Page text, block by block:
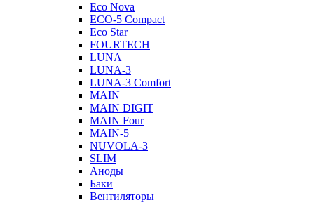
Eco Nova
ECO-5 Compact
Eco Star
FOURTECH
LUNA
LUNA-3
LUNA-3 Comfort
MAIN
MAIN DIGIT
MAIN Four
MAIN-5
NUVOLA-3
SLIM
Аноды
Баки
Вентиляторы